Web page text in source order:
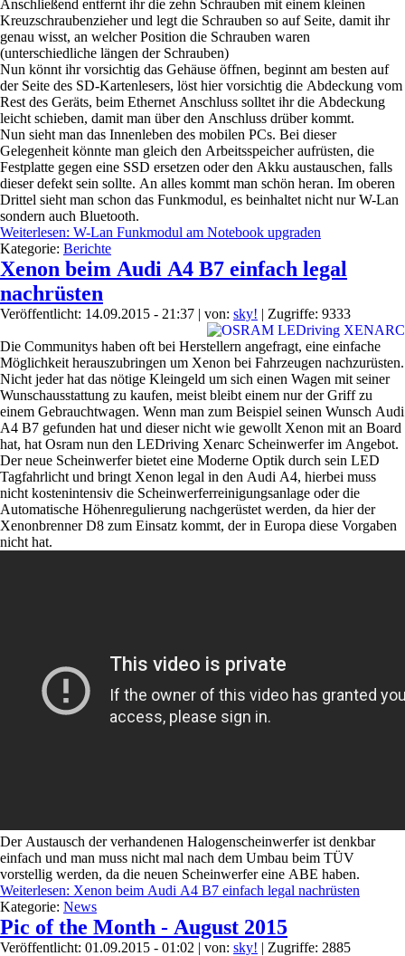
Anschließend entfernt ihr die zehn Schrauben mit einem kleinen
Kreuzschraubenzieher und legt die Schrauben so auf Seite, damit ihr
genau wisst, an welcher Position die Schrauben waren
(unterschiedliche längen der Schrauben)
Nun könnt ihr vorsichtig das Gehäuse öffnen, beginnt am besten auf
der Seite des SD-Kartenlesers, löst hier vorsichtig die Abdeckung vom
Rest des Geräts, beim Ethernet Anschluss solltet ihr die Abdeckung
leicht schieben, damit man über den Anschluss drüber kommt.
Nun sieht man das Innenleben des mobilen PCs. Bei dieser
Gelegenheit könnte man gleich den Arbeitsspeicher aufrüsten, die
Festplatte gegen eine SSD ersetzen oder den Akku austauschen, falls
dieser defekt sein sollte. An alles kommt man schön heran. Im oberen
Drittel sieht man schon das Funkmodul, es beinhaltet nicht nur W-Lan
sondern auch Bluetooth.
Weiterlesen: W-Lan Funkmodul am Notebook upgraden
Kategorie: Berichte
Xenon beim Audi A4 B7 einfach legal
nachrüsten
Veröffentlicht: 14.09.2015 - 21:37 | von: sky! | Zugriffe: 9333
Die Communitys haben oft bei Herstellern angefragt, eine einfache
Möglichkeit herauszubringen um Xenon bei Fahrzeugen nachzurüsten.
Nicht jeder hat das nötige Kleingeld um sich einen Wagen mit seiner
Wunschausstattung zu kaufen, meist bleibt einem nur der Griff zu
einem Gebrauchtwagen. Wenn man zum Beispiel seinen Wunsch Audi
A4 B7 gefunden hat und dieser nicht wie gewollt Xenon mit an Board
hat, hat Osram nun den LEDriving Xenarc Scheinwerfer im Angebot.
Der neue Scheinwerfer bietet eine Moderne Optik durch sein LED
Tagfahrlicht und bringt Xenon legal in den Audi A4, hierbei muss
nicht kostenintensiv die Scheinwerferreinigungsanlage oder die
Automatische Höhenregulierung nachgerüstet werden, da hier der
Xenonbrenner D8 zum Einsatz kommt, der in Europa diese Vorgaben
nicht hat.
Der Austausch der verhandenen Halogenscheinwerfer ist denkbar
einfach und man muss nicht mal nach dem Umbau beim TÜV
vorstellig werden, da die neuen Scheinwerfer eine ABE haben.
Weiterlesen: Xenon beim Audi A4 B7 einfach legal nachrüsten
Kategorie: News
Pic of the Month - August 2015
Veröffentlicht: 01.09.2015 - 01:02 | von: sky! | Zugriffe: 2885